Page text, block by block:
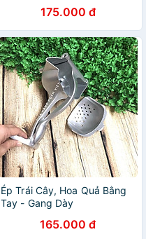
175.000 đ
Ép Trái Cây, Hoa Quả Bằng
Tay - Gang Dày
165.000 đ